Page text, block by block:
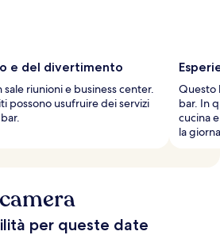
e del divertimento
riunioni e business center.
possono usufruire dei servizi
Questo
bar. In
cucina
la
per queste date